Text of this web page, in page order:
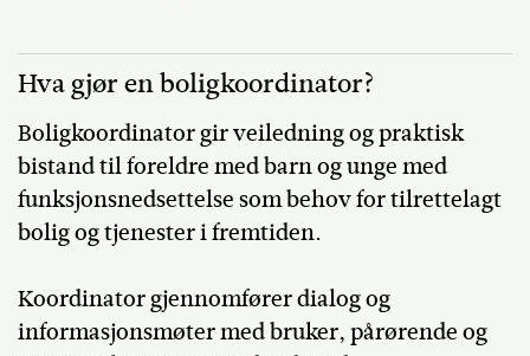
Hva gjør en boligkoordinator?
Boligkoordinator gir veiledning og praktisk
bistand til foreldre med barn og unge med
funksjonsnedsettelse som behov for tilrettelagt
bolig og tjenester i fremtiden.
Koordinator gjennomfører dialog og
informasjonsmøter med bruker, pårørende og